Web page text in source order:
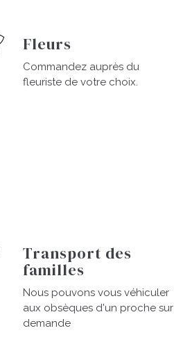
Fleurs
Commandez auprès du
fleuriste de votre choix.
Transport des
familles
Nous pouvons vous véhiculer
aux obsèques d'un proche sur
demande